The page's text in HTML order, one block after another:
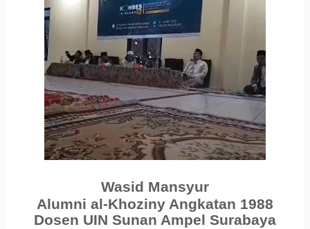
Wasid Mansyur
Alumni al-Khoziny Angkatan 1988
Dosen UIN Sunan Ampel Surabaya